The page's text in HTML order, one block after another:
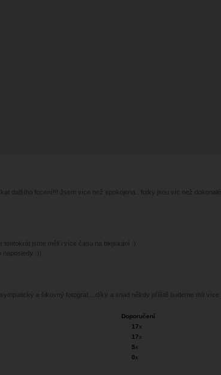
dalšího focení!!! Jsem více než spokojena.. fotky jsou víc než
tentokrát jsme měli i více času na blejskání :)
naposledy :))
a šikovný fotograf....díky a snad někdy příště budeme mít
Doporučení
17x
17x
5x
0x